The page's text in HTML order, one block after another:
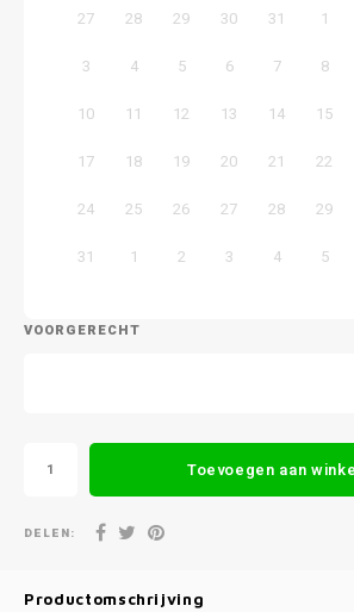
27
28 29 30 31 1
3 4 5 6 7 8
10 11 12 13 14 15
17 18 19 20 21 22
24 25 26 27 28 29
31 1 2 3 4 5
VOORGERECHT
Toevoegen aan
DELEN:
Productomschrijving